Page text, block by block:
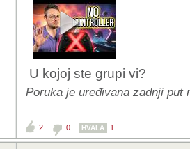
U kojoj ste grupi vi?
Poruka je uređivana zadnji put
2 0 HVALA 1